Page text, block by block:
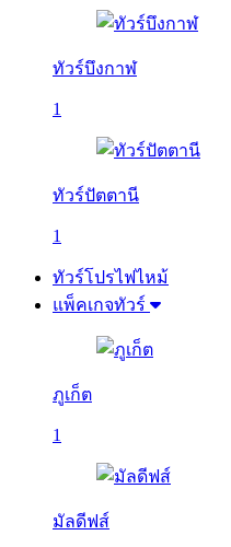
ทัวร์บึงกาฬ
1
ทัวร์ปัตตานี
1
ทัวร์โปรไฟไหม้
แพ็คเกจทัวร์
ภูเก็ต
1
มัลดีฟส์